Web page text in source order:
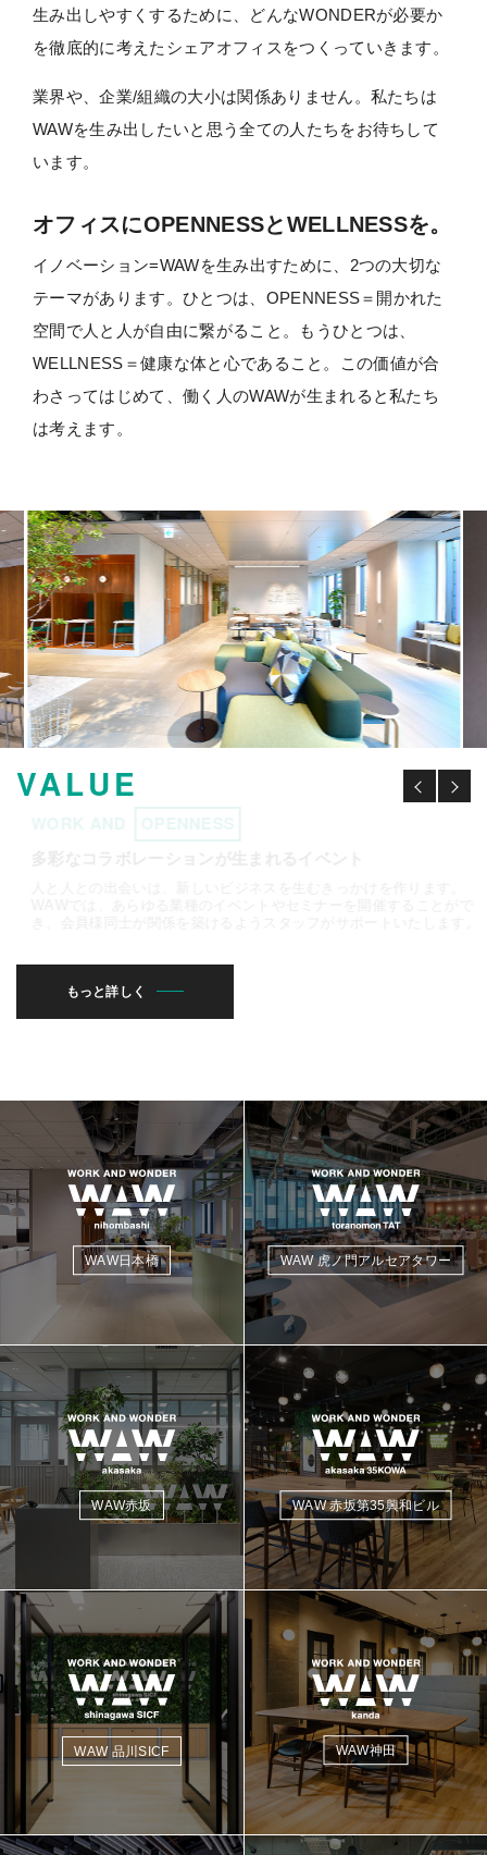
生み出しやすくするために、どんなWONDERが必要か
を徹底的に考えたシェアオフィスをつくっていきます。
業界や、企業/組織の大小は関係ありません。 私たちは
WAWを生み出したいと思う全ての人たちをお待ちして
います。
オフィスにOPENNESSとWELLNESSを。
イノベーション=WAWを生み出すために、2つの大切な
テーマがあります。 ひとつは、OPENNESS＝開かれた
空間で人と人が自由に繋がること。
もうひとつは、
WELLNESS＝健康な体と心であること。この価値が合
わさってはじめて、働く人のWAWが生まれると私たち
は考えます。
VALUE
WORK AND OPENNESS
もっと詳しく
WAW日本橋 WAW 虎ノ門アルセアタワー
WAW赤坂 WAW 赤坂第35興和ビル
WAW 品川SICF WAW神田